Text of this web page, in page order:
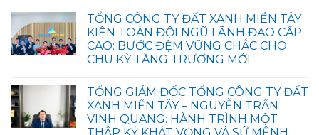
TỔNG CÔNG TY ĐẤT XANH MIỀN TÂY
KIỆN TOÀN ĐỘI NGŨ LÃNH ĐẠO CẤP
CAO: BƯỚC ĐỆM VỮNG CHẮC CHO
CHU KỲ TĂNG TRƯỞNG MỚI
TỔNG GIÁM ĐỐC TỔNG CÔNG TY ĐẤT
XANH MIỀN TÂY – NGUYỄN TRẦN
VINH QUANG: HÀNH TRÌNH MỘT